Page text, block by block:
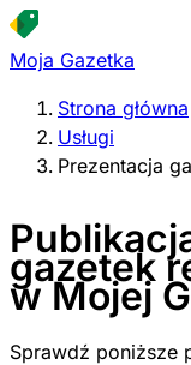
Moja Gazetka
Strona główna
Usługi
Prezentacja
gazetek
w Mojej
Sprawdź poniższe